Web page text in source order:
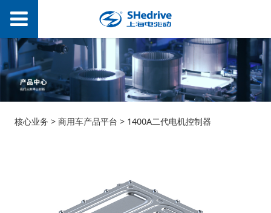
1400A二代电机控制器
核心业务 >商用车产品平台 > 1400A二代电机控制器